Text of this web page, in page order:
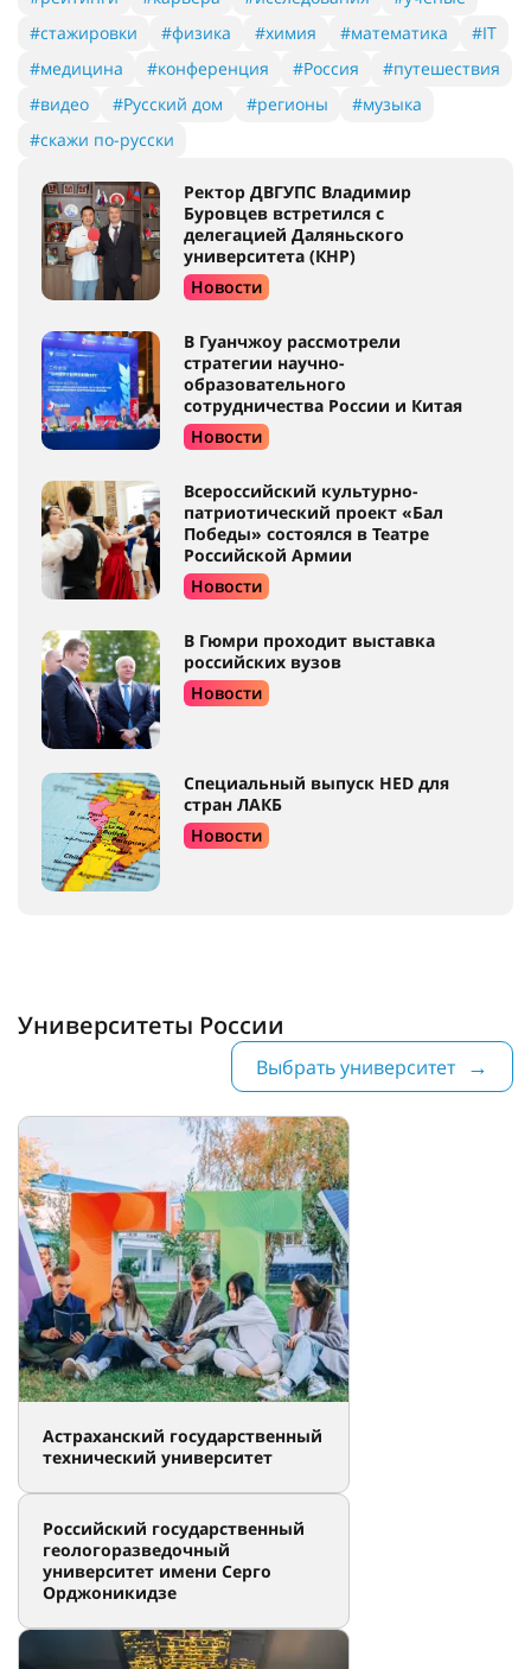
#стажировки
#физика #химия #математика
#IT
#медицина
#конференция #Россия
#путешествия
#видео
#Русский дом #регионы
#музыка
#скажи по-русски
Ректор ДВГУПС Владимир
Буровцев встретился с
делегацией Даляньского
университета (КНР)
Новости
В Гуанчжоу рассмотрели
стратегии научно-
образовательного
сотрудничества России и Китая
Новости
Всероссийский культурно-
патриотический проект «Бал
Победы» состоялся в Театре
Российской Армии
Новости
В Гюмри проходит выставка
российских вузов
Новости
Специальный выпуск HED для
стран ЛАКБ
Новости
Университеты России
Выбрать университет
Астраханский государственный
технический университет
Российский государственный
геологоразведочный
университет имени Серго
Орджоникидзе